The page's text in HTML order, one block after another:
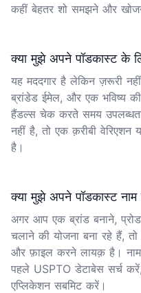
कहीं बेहतर शो समझने और
क्या मुझे अपने पॉडकास्ट के
यह मददगार है लेकिन ज़रूरी
ब्रांडेड ईमेल, और एक भविष्य
हैंडल्स चेक करते समय
नहीं है, तो एक क़रीबी
है।
क्या मुझे अपने पॉडकास्ट नाम
अगर आप एक ब्रांड बनाने,
चलाने की योजना बना रहे हैं,
और फ़ाइल करने लायक़ है।
पहले USPTO डेटाबेस सर्च
एप्लिकेशन सबमिट करें।